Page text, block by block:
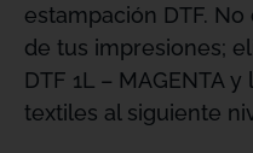
estampación DTF.
de tus impresiones;
DTF 1L – MAGENTA
textiles al siguiente